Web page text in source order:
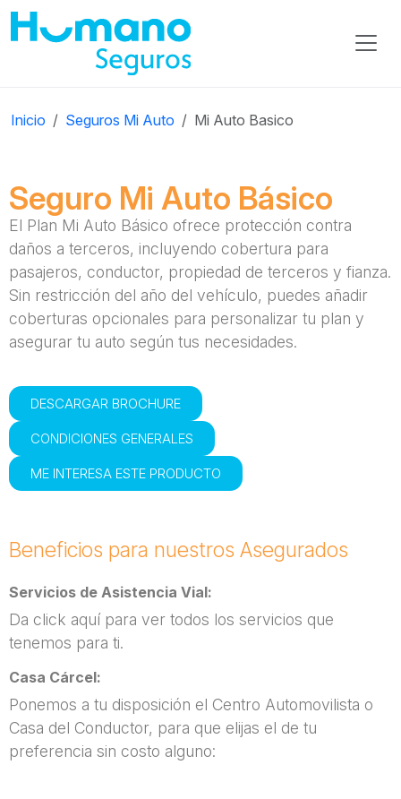
Inicio Seguros Mi Auto Mi Auto Basico
Seguro Mi Auto Básico
El Plan Mi Auto Básico ofrece protección contra
daños a terceros, incluyendo cobertura para
pasajeros, conductor, propiedad de terceros y fianza.
Sin restricción del año del vehículo, puedes añadir
coberturas opcionales para personalizar tu plan y
asegurar tu auto según tus necesidades.
DESCARGAR BROCHURE
CONDICIONES GENERALES
ME INTERESA ESTE PRODUCTO
Beneficios para nuestros Asegurados
Servicios de Asistencia Vial:
Da click aquí para ver todos los servicios que
tenemos para ti.
Casa Cárcel:
Ponemos a tu disposición el Centro Automovilista o
Casa del Conductor, para que elijas el de tu
preferencia sin costo alguno: